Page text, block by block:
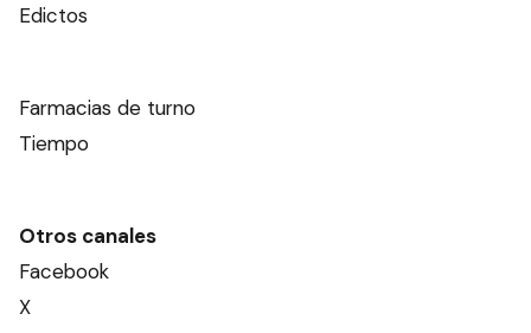
Edictos
Farmacias de turno
Tiempo
Otros canales
Facebook
X